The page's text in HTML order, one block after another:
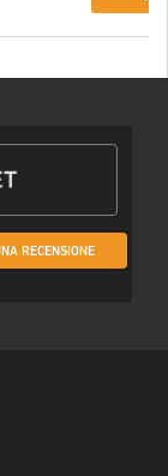
RECENSIONE